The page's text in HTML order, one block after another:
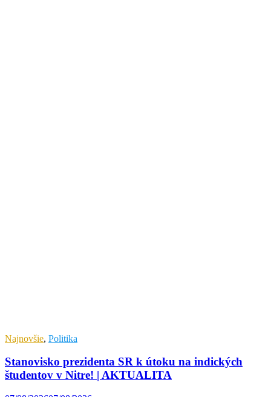
Najnovšie, Politika
Stanovisko prezidenta SR k útoku na indických
študentov v Nitre! | AKTUALITA